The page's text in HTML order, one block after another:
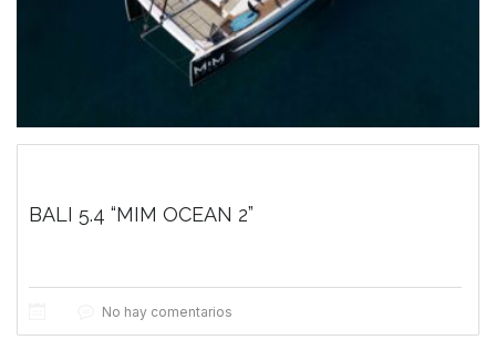
BALI 5.4 “MIM OCEAN 2”
No hay comentarios